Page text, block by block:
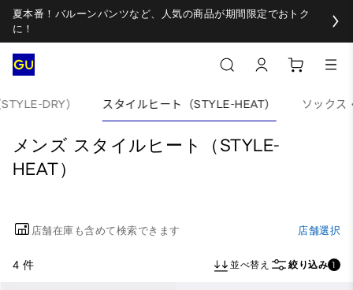
夏本番！バルーンパンツなど、人気の商品が期間限定でおトク
に！
DRY） スタイルヒート（STYLE-HEAT） ソックス
メンズ スタイルヒート（STYLE-
HEAT）
店舗在庫も含めて検索できます 店舗選択
4 件 並べ替え 絞り込み 1